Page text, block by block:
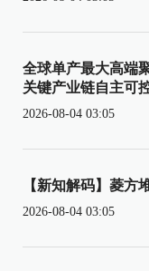
全球单产最大高端
关键产业链自主可
2026-08-04 03:05
【新知解码】菱方
2026-08-04 03:05